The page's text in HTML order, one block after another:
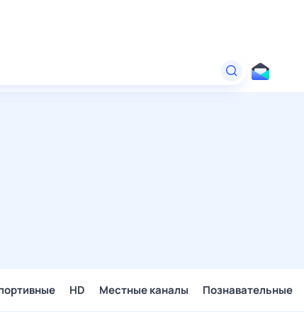
HD Местные каналы Познавательные